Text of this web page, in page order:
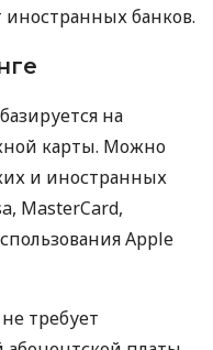
иностранных банков.
на
карты. Можно
и иностранных
MasterCard,
Apple
требует